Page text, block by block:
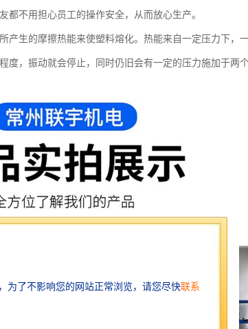
不用担心员工的操作安全，从而放心生产。
产生的摩擦热能来使塑料熔化。热能来自一定压力下，
度，振动就会停止，同时仍旧会有一定的压力施加于两